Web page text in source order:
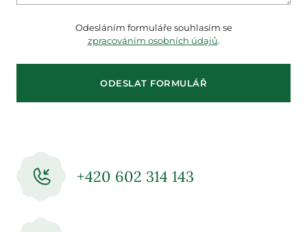
Odesláním formuláře souhlasím se
zpracováním osobních údajů.
ODESLAT FORMULÁŘ
+420 602 314 143